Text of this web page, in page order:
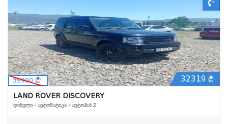
39900 32319
LAND ROVER DISCOVERY
ᲓᲘᲖᲔᲚᲘ • ᲐᲕᲢᲝᲛᲐᲢᲘᲙᲐ • ᲐᲕᲢᲝᲰᲐᲑ 2